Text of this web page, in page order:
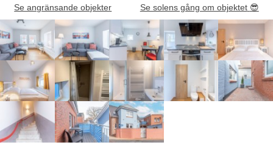
Se angränsande objekter Se solens gång om objektet 😎